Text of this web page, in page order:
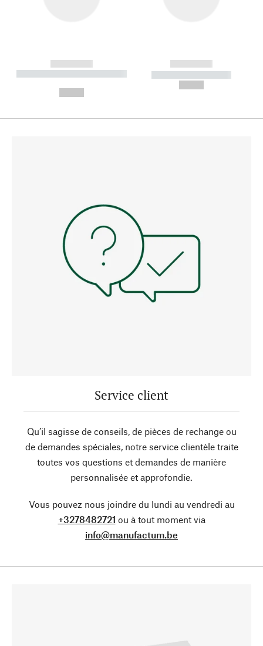
------------
----------- ----------- --------
------------
----------- -----------
Service client
Qu’il sagisse de conseils, de pièces de rechange ou
de demandes spéciales, notre service clientèle traite
toutes vos questions et demandes de manière
personnalisée et approfondie.
Vous pouvez nous joindre du lundi au vendredi au
+3278482721 ou à tout moment via
info@manufactum.be